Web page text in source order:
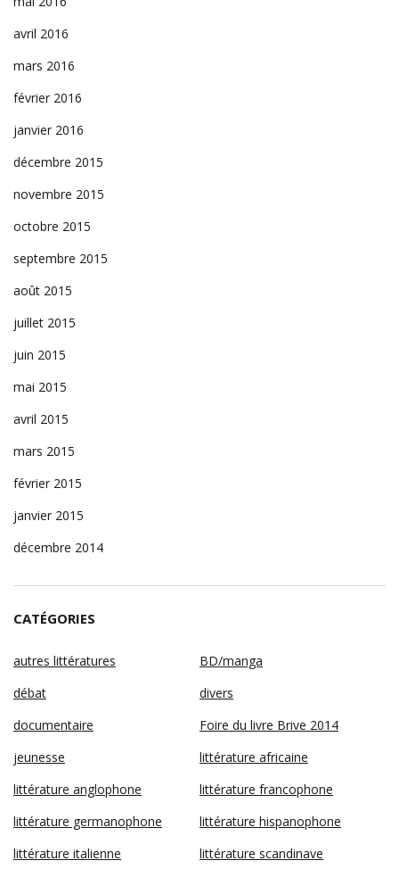
avril 2016
mars 2016
février 2016
janvier 2016
décembre 2015
novembre 2015
octobre 2015
septembre 2015
août 2015
juillet 2015
juin 2015
mai 2015
avril 2015
mars 2015
février 2015
janvier 2015
décembre 2014
CATÉGORIES
autres littératures
BD/manga
débat
divers
documentaire
Foire du livre Brive 2014
jeunesse
littérature africaine
littérature anglophone
littérature francophone
littérature germanophone
littérature hispanophone
littérature italienne
littérature scandinave